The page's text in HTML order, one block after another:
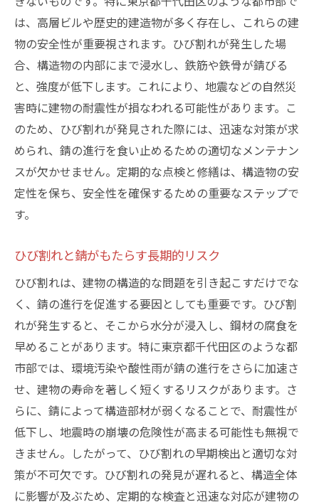
は、高層ビルや歴史的建造物が多く存在し、これらの建
物の安全性が重要視されます。ひび割れが発生した場
合、構造物の内部にまで浸水し、鉄筋や鉄骨が錆びる
と、強度が低下します。これにより、地震などの自然災
害時に建物の耐震性が損なわれる可能性があります。こ
のため、ひび割れが発見された際には、迅速な対策が求
められ、錆の進行を食い止めるための適切なメンテナン
スが欠かせません。定期的な点検と修繕は、構造物の安
定性を保ち、安全性を確保するための重要なステップで
す。
ひび割れと錆がもたらす長期的リスク
ひび割れは、建物の構造的な問題を引き起こすだけでな
く、錆の進行を促進する要因としても重要です。ひび割
れが発生すると、そこから水分が浸入し、鋼材の腐食を
早めることがあります。特に東京都千代田区のような都
市部では、環境汚染や酸性雨が錆の進行をさらに加速さ
せ、建物の寿命を著しく短くするリスクがあります。さ
らに、錆によって構造部材が弱くなることで、耐震性が
低下し、地震時の崩壊の危険性が高まる可能性も無視で
きません。したがって、ひび割れの早期検出と適切な対
策が不可欠です。ひび割れの発見が遅れると、構造全体
に影響が及ぶため、定期的な検査と迅速な対応が建物の